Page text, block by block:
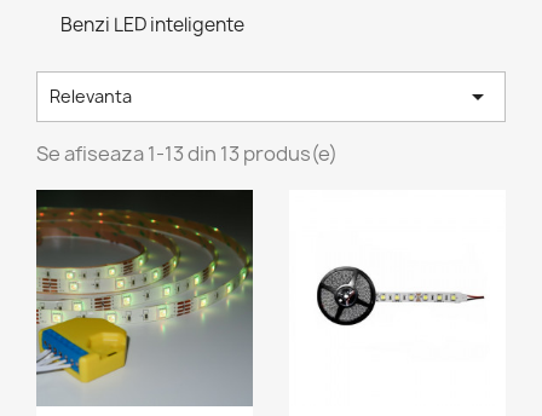
Benzi LED inteligente
Relevanta 
Se afiseaza 1-13 din 13 produs(e)